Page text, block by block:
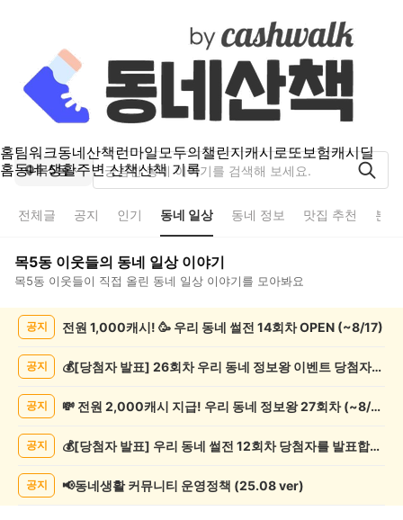
홈팀워크동네산책런마일모두의챌린지캐시로또보험캐시딜
홈동네 생활주변 산책산책 기록
목5동
전체글 공지 인기 동네 일상 동네 정보 맛집 추천 분
목5동 이웃들의 동네 일상이야기
목5동 이웃들이 직접 올린 동네 일상 이야기를 모아봐요
록
공지 전원 1,000캐시! 🥳 우리 동네 썰전 14회차 OPEN (~8/17)
공지 💰[당첨자 발표] 26회차 우리 동네 정보왕 이벤트 당첨자를 발표합니다!
공지 💸 전원 2,000캐시 지급! 우리 동네 정보왕 27회차 (~8/10)
공지 💰[당첨자 발표] 우리 동네 썰전 12회차 당첨자를 발표합니다!
공지 📢동네생활 커뮤니티 운영정책 (25.08 ver)